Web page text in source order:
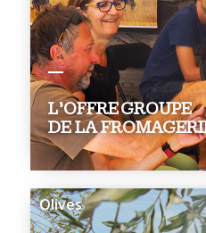
L’OFFRE GROUPE
DE LA
Olives